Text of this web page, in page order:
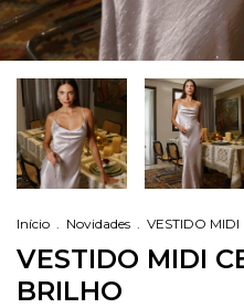
Início . Novidades . VESTIDO
VESTIDO MIDI
BRILHO